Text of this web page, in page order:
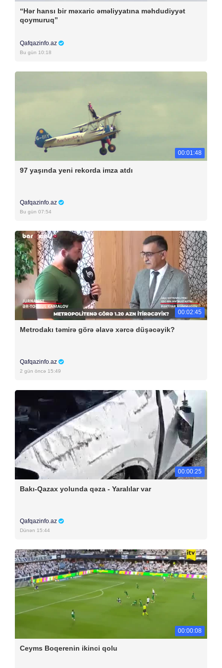
“Hər hansı bir məxaric əməliyyatına məhdudiyyət
qoymuruq”
Qafqazinfo.az
Bu gün 10:18
00:01:48
97 yaşında yeni rekorda imza atdı
Qafqazinfo.az
Bu gün 07:54
00:02:45
Metrodakı təmirə görə əlavə xərcə düşəcəyik?
Qafqazinfo.az
2 gün öncə 15:49
00:00:25
Bakı-Qazax yolunda qəza - Yaralılar var
Qafqazinfo.az
Dünən 15:44
00:00:08
Ceyms Boqerenin ikinci qolu